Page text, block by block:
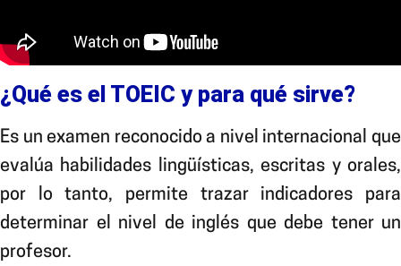
¿Qué es el TOEIC y para qué sirve?
Es un examen reconocido a nivel internacional que
evalúa habilidades lingüísticas, escritas y orales,
por lo tanto, permite trazar indicadores para
determinar el nivel de inglés que debe tener un
profesor.